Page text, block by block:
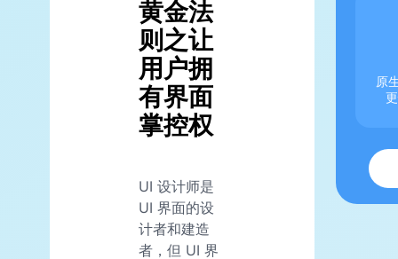
黄金法
则之让
用户拥
有界面
掌控权
UI 设计师是
UI 界面的设
计者和建造
者，但 UI 界
原